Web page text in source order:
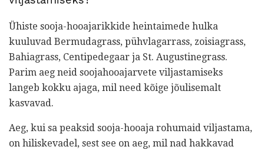
Ühiste sooja-hooajarikkide heintaimede hulka
kuuluvad Bermudagrass, pühvlagarrass, zoisiagrass,
Bahiagrass, Centipedegaar ja St. Augustinegrass.
Parim aeg neid soojahooajarvete viljastamiseks
langeb kokku ajaga, mil need kõige jõulisemalt
kasvavad.
Aeg, kui sa peaksid sooja-hooaja rohumaid viljastama,
on hiliskevadel, sest see on aeg, mil nad hakkavad